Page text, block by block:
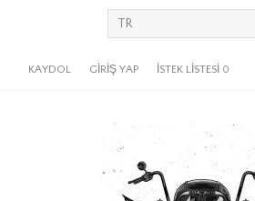
KAYDOL GIRIŞ YAP İSTEK LISTESI 0